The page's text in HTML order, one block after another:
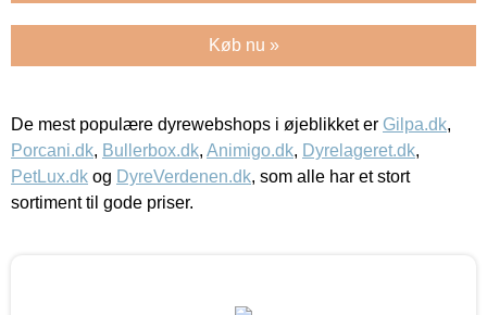
Køb nu »
De mest populære dyrewebshops i øjeblikket er Gilpa.dk,
Porcani.dk, Bullerbox.dk, Animigo.dk, Dyrelageret.dk,
PetLux.dk og DyreVerdenen.dk, som alle har et stort
sortiment til gode priser.